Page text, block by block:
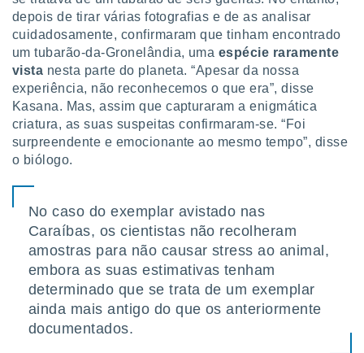
depois de tirar várias fotografias e de as analisar
cuidadosamente, confirmaram que tinham encontrado
um tubarão-da-Gronelândia, uma espécie raramente
vista nesta parte do planeta. “Apesar da nossa
experiência, não reconhecemos o que era”, disse
Kasana. Mas, assim que capturaram a enigmática
criatura, as suas suspeitas confirmaram-se. “Foi
surpreendente e emocionante ao mesmo tempo”, disse
o biólogo.
No caso do exemplar avistado nas
Caraíbas, os cientistas não recolheram
amostras para não causar stress ao animal,
embora as suas estimativas tenham
determinado que se trata de um exemplar
ainda mais antigo do que os anteriormente
documentados.